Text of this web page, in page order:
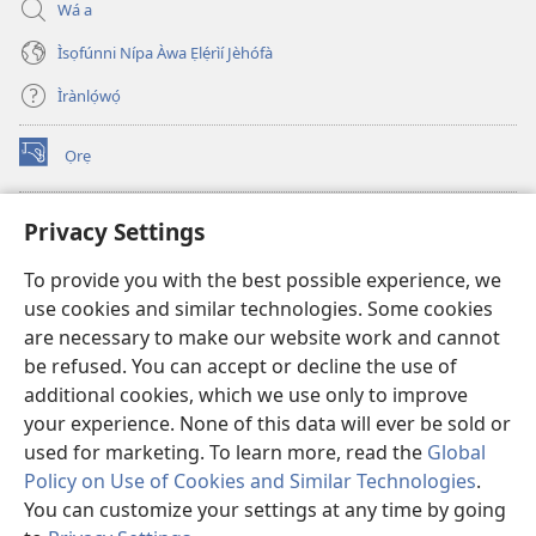
Privacy Settings
To provide you with the best possible experience, we
use cookies and similar technologies. Some cookies
are necessary to make our website work and cannot
be refused. You can accept or decline the use of
additional cookies, which we use only to improve
your experience. None of this data will ever be sold or
used for marketing. To learn more, read the Global
Policy on Use of Cookies and Similar Technologies.
You can customize your settings at any time by going
Wá a
Ìsọfúnni Nípa Àwa Ẹlẹ́rìí Jèhófà
Ìrànlọ́wọ́
Ọrẹ
(opens
new
ÀKÁ ÌWÉ ORÍ ÍŃTÁNẸ́Ẹ̀TÌ TI Watchtower™
(opens
window)JW Hub
(opens
new
window)JW Library
Watchtower Library ®
Copyright© 2026 Watch Tower Bible and Tract Society of Pennsylvania.
ÀDÉHÙN LÍLO ÌKÀNNÌ